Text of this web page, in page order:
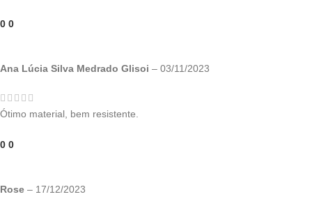
0 0
Ana Lúcia Silva Medrado Glisoi – 03/11/2023
Ótimo material, bem resistente.
0 0
Rose – 17/12/2023